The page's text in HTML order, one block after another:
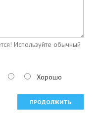
Используйте обычный
Хорошо
ПРОДОЛЖИТЬ